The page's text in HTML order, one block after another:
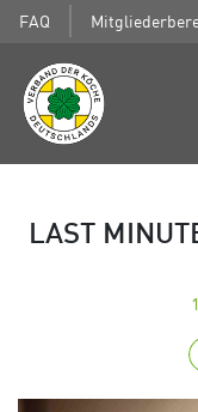
FAQ
LAST